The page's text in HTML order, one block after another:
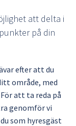
att delta i
på din
efter att du
område, med
att ta reda på
genomför vi
som hyresgäst